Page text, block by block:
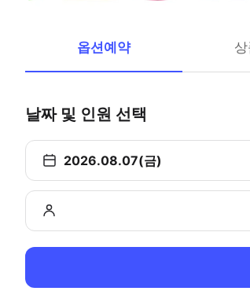
옵션예약
날짜 및 인원 선택
2026.08.07(금)